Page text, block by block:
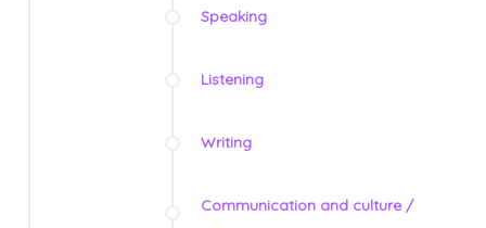
Speaking
Listening
Writing
Communication and culture /